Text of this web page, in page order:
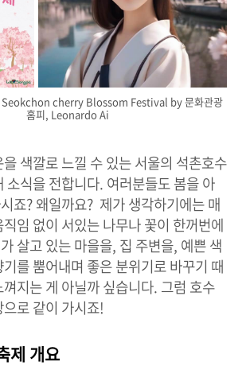
Seokchon cherry Blossom Festival by 문화관광
홈피, Leonardo Ai
색깔로 느낄 수 있는 서울의 석촌호수
식을 전합니다. 여러분들도 봄을 아
죠? 왜일까요? 제가 생각하기에는 매
임 없이 서있는 나무나 꽃이 한꺼번에
살고 있는 마을을, 집 주변을, 예쁜 색
를 뿜어내며 좋은 분위기로 바꾸기 때
지는 게 아닐까 싶습니다. 그럼 호수
로 같이 가시죠!
제 개요